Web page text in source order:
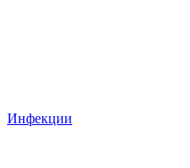
Инфекции